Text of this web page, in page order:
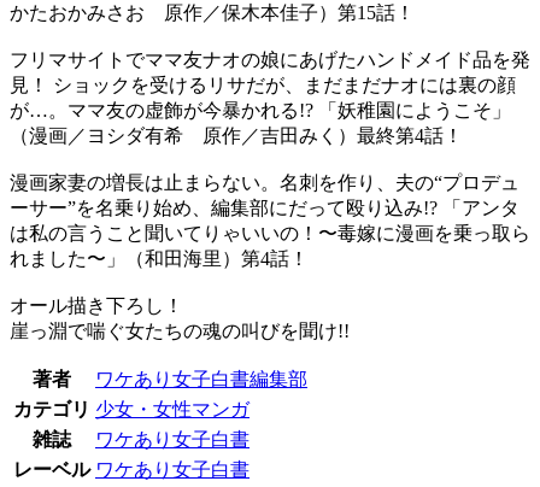
かたおかみさお 原作／保木本佳子）第15話！
フリマサイトでママ友ナオの娘にあげたハンドメイド品を発
見！ ショックを受けるリサだが、まだまだナオには裏の顔
が…。ママ友の虚飾が今暴かれる!? 「妖稚園にようこそ」
（漫画／ヨシダ有希 原作／吉田みく）最終第4話！
漫画家妻の増長は止まらない。名刺を作り、夫の“プロデュ
ーサー”を名乗り始め、編集部にだって殴り込み!? 「アンタ
は私の言うこと聞いてりゃいいの！〜毒嫁に漫画を乗っ取ら
れました〜」（和田海里）第4話！
オール描き下ろし！
崖っ淵で喘ぐ女たちの魂の叫びを聞け!!
著者
ワケあり女子白書編集部
カテゴリ 少女・女性マンガ
雑誌
ワケあり女子白書
レーベル ワケあり女子白書